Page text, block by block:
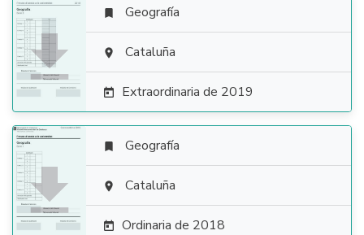

 Geografía
 Cataluña
 Extraordinaria de 2019

 Geografía
 Cataluña
 Ordinaria de 2018